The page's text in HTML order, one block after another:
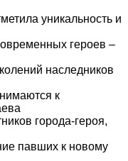
уникальность и
героев –
наследников
к
города-героя,
павших к новому